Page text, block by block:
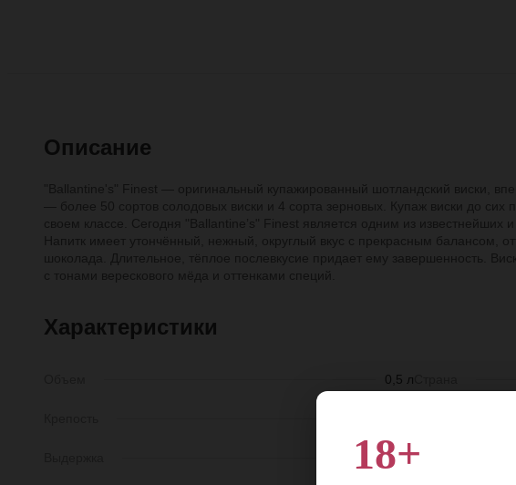
Описание
Характеристики
0,5 л
3 годаПроизводитель
18+